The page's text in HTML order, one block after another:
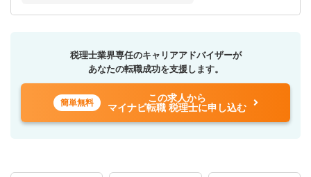
税理士業界専任のキャリアアドバイザーが
あなたの転職成功を支援します。
簡単無料
この求人から
マイナビ転職 税理士に申し込む